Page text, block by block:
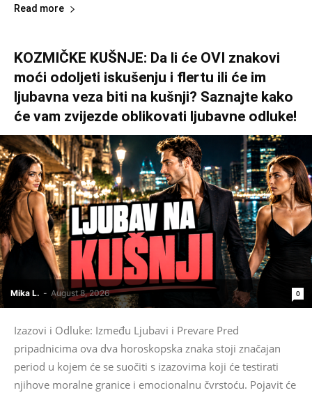
Read more
KOZMIČKE KUŠNJE: Da li će OVI znakovi
moći odoljeti iskušenju i flertu ili će im
ljubavna veza biti na kušnji? Saznajte kako
će vam zvijezde oblikovati ljubavne odluke!
Mika L. - August 8, 2026 0
Izazovi i Odluke: Između Ljubavi i Prevare Pred
pripadnicima ova dva horoskopska znaka stoji značajan
period u kojem će se suočiti s izazovima koji će testirati
njihove moralne granice i emocionalnu čvrstoću. Pojavit će